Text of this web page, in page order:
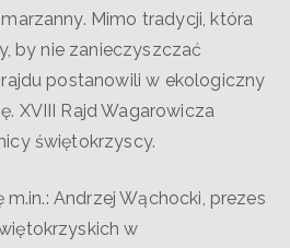
Mimo tradycji, która
by nie zanieczyszczać
postanowili w ekologiczny
XVIII Rajd Wagarowicza
świętokrzyscy.
Andrzej Wąchocki, prezes
w